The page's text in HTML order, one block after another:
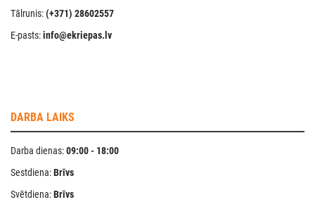
Tālrunis:(+371) 28602557
E-pasts:info@ekriepas.lv
DARBA LAIKS
Darba dienas:09:00 - 18:00
Sestdiena:Brīvs
Svētdiena:Brīvs